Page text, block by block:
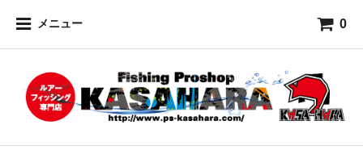
メニュー 0